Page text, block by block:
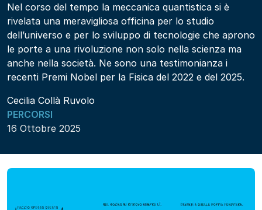
Nel corso del tempo la meccanica quantistica si è
rivelata una meravigliosa officina per lo studio
dell’universo e per lo sviluppo di tecnologie che aprono
le porte a una rivoluzione non solo nella scienza ma
anche nella società. Ne sono una testimonianza i
recenti Premi Nobel per la Fisica del 2022 e del 2025.
Cecilia Collà Ruvolo
PERCORSI
16 Ottobre 2025